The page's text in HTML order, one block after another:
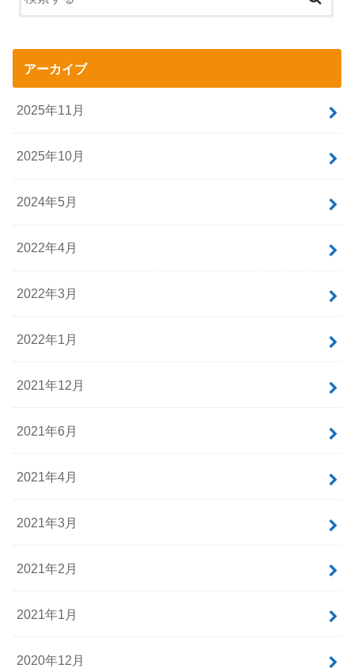
アーカイブ
2025年11月
2025年10月
2024年5月
2022年4月
2022年3月
2022年1月
2021年12月
2021年6月
2021年4月
2021年3月
2021年2月
2021年1月
2020年12月